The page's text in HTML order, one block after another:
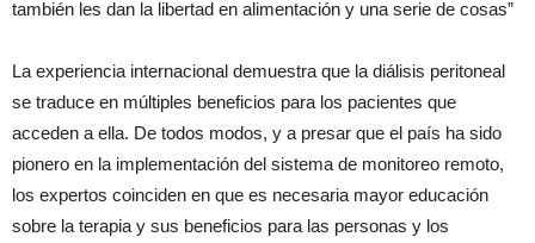
también les dan la libertad en alimentación y una serie de cosas”
La experiencia internacional demuestra que la diálisis peritoneal
se traduce en múltiples beneficios para los pacientes que
acceden a ella. De todos modos, y a presar que el país ha sido
pionero en la implementación del sistema de monitoreo remoto,
los expertos coinciden en que es necesaria mayor educación
sobre la terapia y sus beneficios para las personas y los